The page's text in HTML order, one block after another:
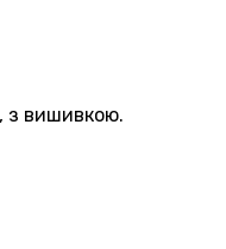
з вишивкою.